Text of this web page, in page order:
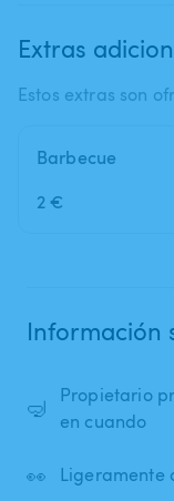
Extras
Estos extras son
Barbecue
2 €
Información
🤿
Propietario
en cuando
👀 Ligeramente